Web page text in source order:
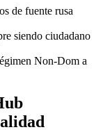
de fuente rusa
siendo ciudadano
Non-Dom a